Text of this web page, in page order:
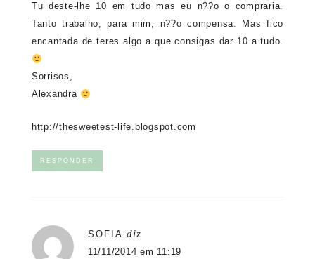
Tu deste-lhe 10 em tudo mas eu n??o o compraria.
Tanto trabalho, para mim, n??o compensa. Mas fico
encantada de teres algo a que consigas dar 10 a tudo.
Sorrisos,
Alexandra
http://thesweetest-life.blogspot.com
RESPONDER
SOFIA diz
11/11/2014 em 11:19